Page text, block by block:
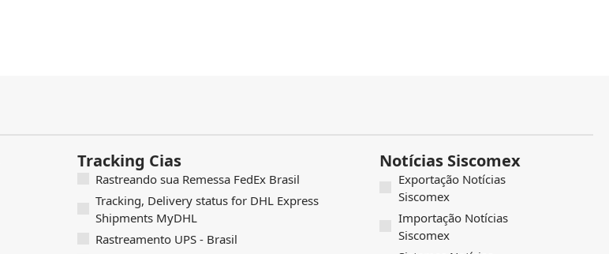
Tracking Cias
Rastreando sua Remessa FedEx Brasil
Tracking, Delivery status for DHL Express
Shipments MyDHL
Rastreamento UPS - Brasil
Notícias Siscomex
Exportação Notícias
Siscomex
Importação Notícias
Siscomex